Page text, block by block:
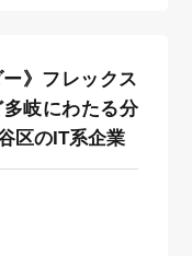
》フレックス
岐にわたる分
区のIT系企業